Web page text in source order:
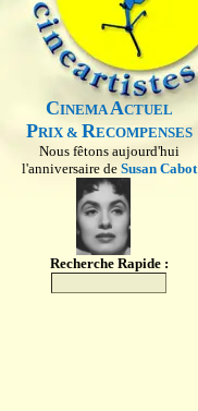
CINEMAACTUEL
PRIX & RECOMPENSES
Nous fêtons aujourd'hui
l'anniversaire de Susan Cabot
Recherche Rapide :